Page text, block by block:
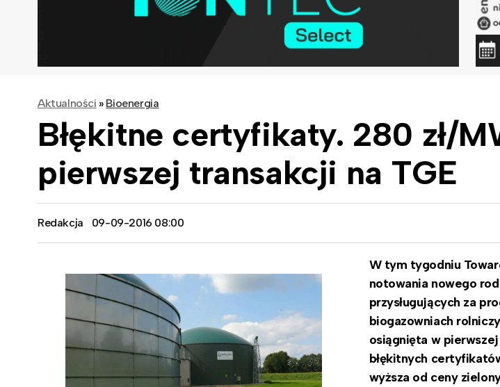
Aktualności » Bioenergia
Błękitne certyfikaty. 280 zł/
pierwszej transakcji na TGE
Redakcja 09-09-2016 08:00
W tym tygodniu
notowania nowego
przysługujących za
biogazowniach
osiągnięta w
błękitnych
wyższa od ceny